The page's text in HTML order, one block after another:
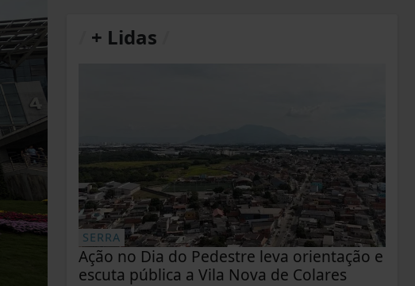
+ Lidas
SERRA
Ação no Dia do Pedestre leva orientação e
escuta pública a Vila Nova de Colares